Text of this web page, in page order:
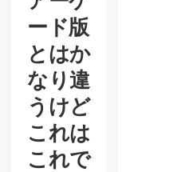
ード版
とはか
なり違
うけど
これは
これで